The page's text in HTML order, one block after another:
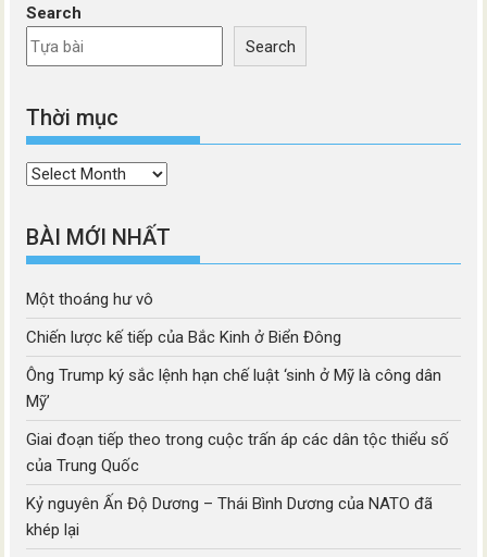
Search
Search
Thời mục
Thời
BÀI MỚI NHẤT
Một thoáng hư vô
Chiến lược kế tiếp của Bắc Kinh ở Biển Đông
Ông Trump ký sắc lệnh hạn chế luật ‘sinh ở Mỹ là công dân
Mỹ’
Giai đoạn tiếp theo trong cuộc trấn áp các dân tộc thiểu số
của Trung Quốc
Kỷ nguyên Ấn Độ Dương – Thái Bình Dương của NATO đã
khép lại